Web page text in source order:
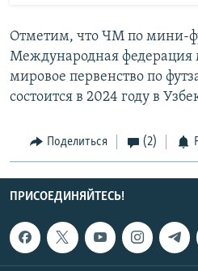
Отметим, что ЧМ по мини-
Международная федерация
мировое первенство по
состоится в 2024 году в
Поделиться (2)
ПРИСОЕДИНЯЙТЕСЬ!